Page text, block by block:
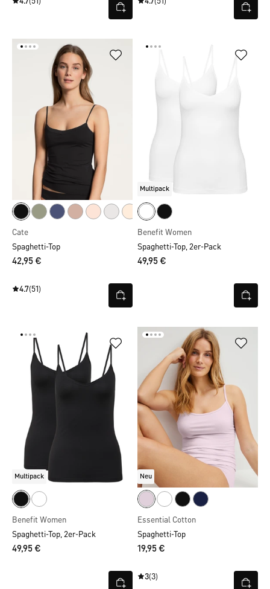
Cate
Spaghetti-Top
42,95 €
4.7(51)
Multipack
Benefit Women
Spaghetti-Top, 2er-Pack
49,95 €
Multipack
Benefit Women
Spaghetti-Top, 2er-Pack
49,95 €
Neu
Essential Cotton
Spaghetti-Top
19,95 €
3(3)